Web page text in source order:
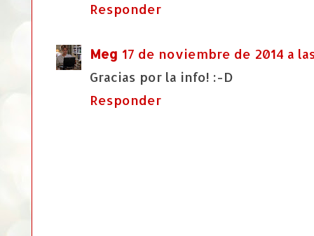
Responder
Meg 17 de noviembre de 2014 a
Gracias por la info! :-D
Responder